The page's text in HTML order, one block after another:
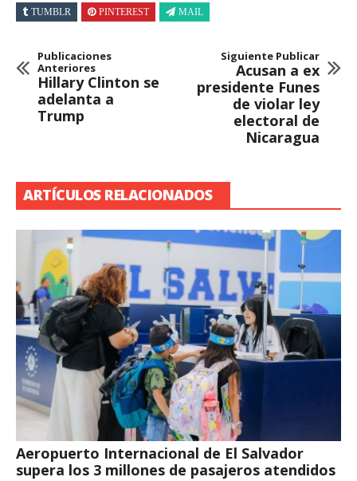
TUMBLR PINTEREST MAIL
Publicaciones
Anteriores
Hillary Clinton se
adelanta a
Trump
Siguiente Publicar
Acusan a ex
presidente Funes
de violar ley
electoral de
Nicaragua
ARTÍCULOS RELACIONADOS
Aeropuerto Internacional de El Salvador
supera los 3 millones de pasajeros atendidos